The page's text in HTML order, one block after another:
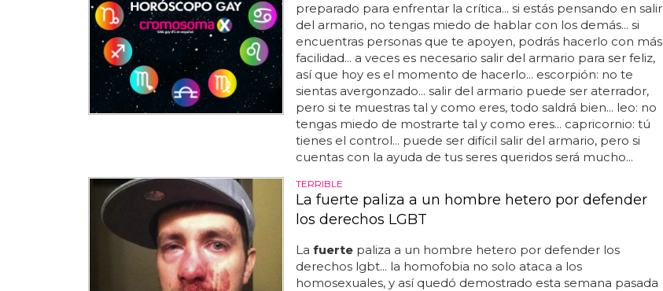
preparado para enfrentar la crítica... si estás pensando en salir
del armario, no tengas miedo de hablar con los demás... si
encuentras personas que te apoyen, podrás hacerlo con más
facilidad... a veces es necesario salir del armario para ser feliz,
así que hoy es el momento de hacerlo... escorpión: no te
sientas avergonzado... salir del armario puede ser aterrador,
pero si te muestras tal y como eres, todo saldrá bien... leo: no
tengas miedo de mostrarte tal y como eres... capricornio: tú
tienes el control... puede ser difícil salir del armario, pero si
cuentas con la ayuda de tus seres queridos será mucho...
TERRIBLE
La fuerte paliza a un hombre hetero por defender
los derechos LGBT
La fuertepaliza a un hombre hetero por defender los
derechos lgbt... la homofobia no solo ataca a los
homosexuales, y así quedó demostrado esta semana pasada